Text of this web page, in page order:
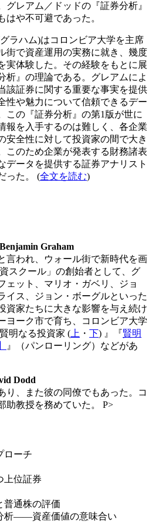
グレアム／ドッドの『証券分析』
はや不可避であった。
ラハム)はコロンビア大学を主席
街で資産運用の実務に就き、幾度
実体験した。その経験をもとに展
析』の理論である。グレアムによ
該証券に関する重要な事実を提供
性や魅力について信頼できるデー
この『証券分析』の第1版が世に
報を入手するのは難しく、各企業
安全性に対して投資家の間で大き
このため企業が発表する財務諸表
データを提供する証券アナリスト
った。 (全文を読む)
Graham
言われ、ウォール街で新時代を画
スクール」の創始者として、グ
ェット、マリオ・ガベリ、ジョ
イス、ジョン・ボーグルといった
資家たちに大きな影響を与え続け
ヨーク市で育ち、コロンビア大学
明なる投資家 ( 上 ・ 下) 』『賢明
』（パンローリング）などがあ
Dodd
り、また彼の同僚でもあった。コ
助教授を務めていた。 P>
ローチ
上位証券
普通株の評価
析――資産価値の意味合い